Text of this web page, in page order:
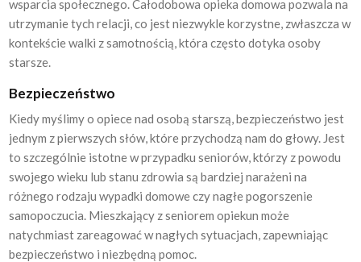
wsparcia społecznego. Całodobowa opieka domowa pozwala na
utrzymanie tych relacji, co jest niezwykle korzystne, zwłaszcza w
kontekście walki z samotnością, która często dotyka osoby
starsze.
Bezpieczeństwo
Kiedy myślimy o opiece nad osobą starszą, bezpieczeństwo jest
jednym z pierwszych słów, które przychodzą nam do głowy. Jest
to szczególnie istotne w przypadku seniorów, którzy z powodu
swojego wieku lub stanu zdrowia są bardziej narażeni na
różnego rodzaju wypadki domowe czy nagłe pogorszenie
samopoczucia. Mieszkający z seniorem opiekun może
natychmiast zareagować w nagłych sytuacjach, zapewniając
bezpieczeństwo i niezbędną pomoc.